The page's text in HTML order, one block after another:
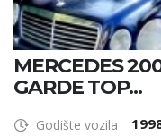
MERCEDES
GARDE TOP...
Godište vozila